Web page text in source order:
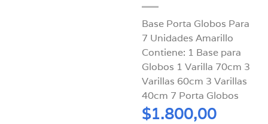
Base Porta Globos Para
7 Unidades Amarillo
Contiene: 1 Base para
Globos 1 Varilla 70cm 3
Varillas 60cm 3 Varillas
40cm 7 Porta Globos
$1.800,00